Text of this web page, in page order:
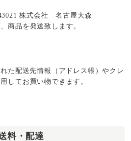
株式会社 名古屋大森
商品を発送致します。
た配送先情報（アドレス帳）やクレ
してお買い物できます。
料・配達